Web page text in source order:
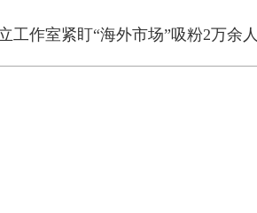
作室紧盯“海外市场”吸粉2万余人